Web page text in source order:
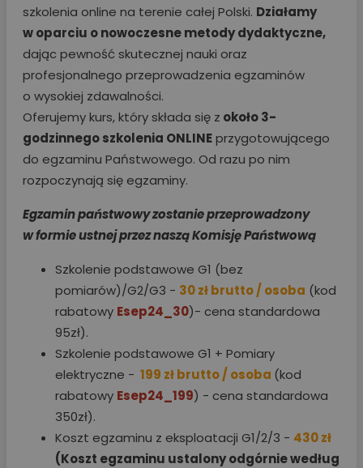
szkolenia online na terenie całej Polski. Działamy
w oparciu o nowoczesne metody dydaktyczne,
dając pewność skutecznej nauki oraz
profesjonalnego przeprowadzenia egzaminów
o wysokiej zdawalności.
Oferujemy kurs, który składa się z około 3-
godzinnego szkolenia ONLINEprzygotowującego
do egzaminu Państwowego. Od razu po nim
rozpoczynają się egzaminy.
Egzamin państwowy zostanie przeprowadzony
w formie ustnej przez naszą Komisję Państwową
Szkolenie podstawowe G1 (bez
pomiarów)/G2/G3 - 30 zł brutto / osoba (kod
rabatowy Esep24_30)- cena standardowa
95zł).
Szkolenie podstawowe G1 + Pomiary
elektryczne - 199 zł brutto / osoba (kod
rabatowy Esep24_199) - cena standardowa
350zł).
Koszt egzaminu z eksploatacji G1/2/3 - 430 zł
(Koszt egzaminu ustalony odgórnie według